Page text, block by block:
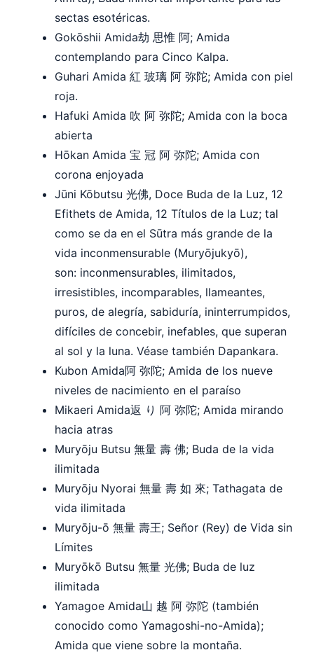
sectas esotéricas.
Gokōshii Amida劫 思惟 阿; Amida
contemplando para Cinco Kalpa.
Guhari Amida 紅 玻璃 阿 弥陀; Amida con piel
roja.
Hafuki Amida 吹 阿 弥陀; Amida con la boca
abierta
Hōkan Amida 宝 冠 阿 弥陀; Amida con
corona enjoyada
Jūni Kōbutsu 光佛, Doce Buda de la Luz, 12
Efithets de Amida, 12 Títulos de la Luz; tal
como se da en el Sūtra más grande de la
vida inconmensurable (Muryōjukyō),
son: inconmensurables, ilimitados,
irresistibles, incomparables, llameantes,
puros, de alegría, sabiduría, ininterrumpidos,
difíciles de concebir, inefables, que superan
al sol y la luna. Véase también Dapankara.
Kubon Amida阿 弥陀; Amida de los nueve
niveles de nacimiento en el paraíso
Mikaeri Amida返 り 阿 弥陀; Amida mirando
hacia atras
Muryōju Butsu 無量 壽 佛; Buda de la vida
ilimitada
Muryōju Nyorai 無量 壽 如 來; Tathagata de
vida ilimitada
Muryōju-ō 無量 壽王; Señor (Rey) de Vida sin
Límites
Muryōkō Butsu 無量 光佛; Buda de luz
ilimitada
Yamagoe Amida山 越 阿 弥陀 (también
conocido como Yamagoshi-no-Amida);
Amida que viene sobre la montaña.